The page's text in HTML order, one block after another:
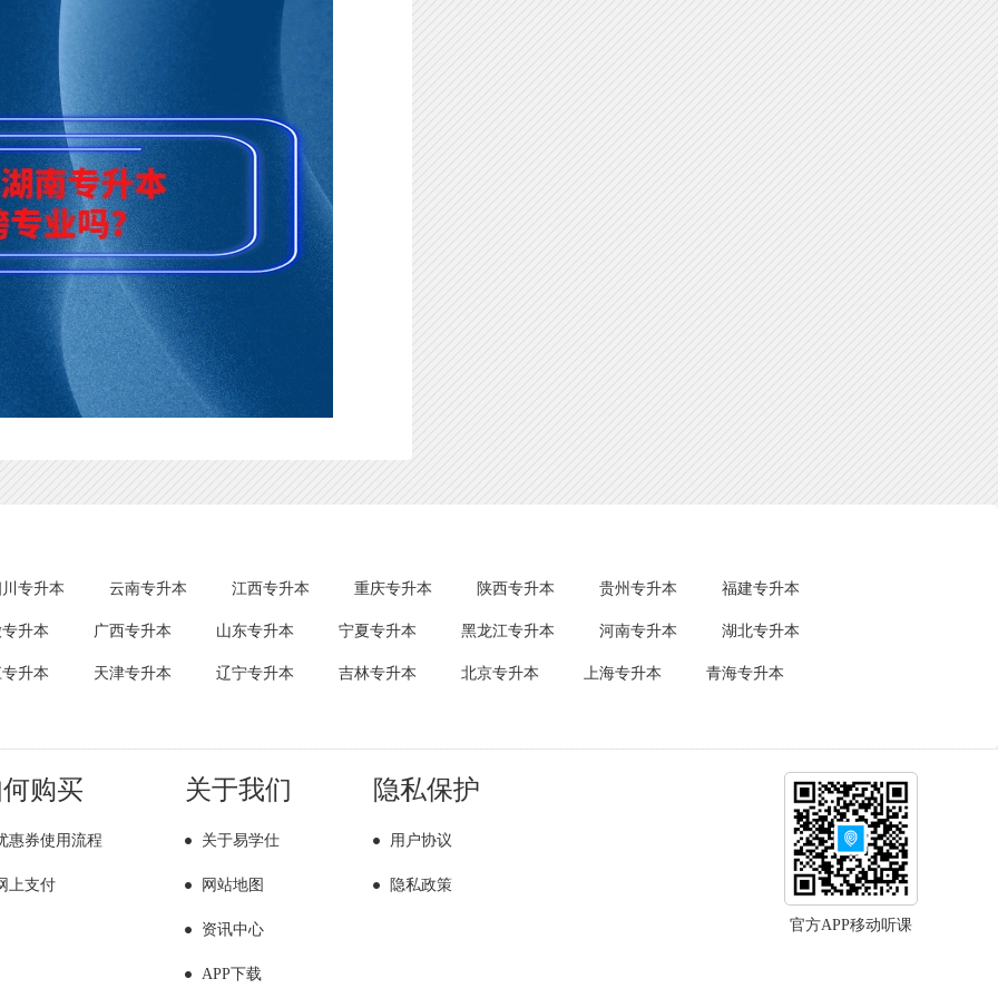
专升本 云南专升本 江西专升本 重庆专升本 陕西专升本 贵州专升本 福建专升本
升本 广西专升本 山东专升本 宁夏专升本 黑龙江专升本 河南专升本 湖北专升本
升本 天津专升本 辽宁专升本 吉林专升本 北京专升本 上海专升本 青海专升本
购买
惠券使用流程
上支付
关于我们
关于易学仕
网站地图
资讯中心
APP下载
隐私保护
用户协议
隐私政策
官方APP移动听课